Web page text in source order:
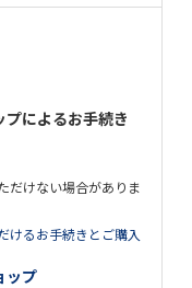
によるお手続き
だけない場合がありま
けるお手続きとご購入
ップ